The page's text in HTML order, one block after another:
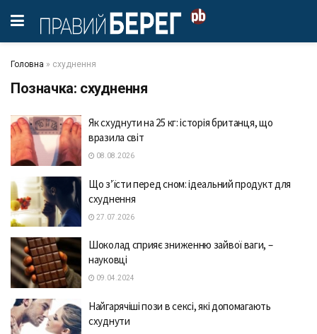
Головна » схуднення
Позначка: схуднення
Як схуднути на 25 кг: історія британця, що
вразила світ
08.08.2026
Що з’їсти перед сном: ідеальний продукт для
схуднення
27.07.2026
Шоколад сприяє зниженню зайвої ваги, –
науковці
09.04.2024
Найгарячіші пози в сексі, які допомагають
схуднути